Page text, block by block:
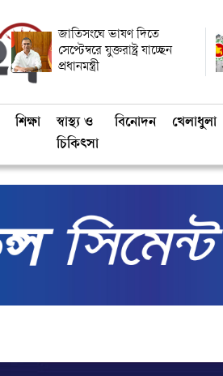
জাতিসংঘে ভাষণ দিতে
সেপ্টেম্বরে যুক্তরাষ্ট্র যাচ্ছেন
প্রধানমন্ত্রী
শিক্ষা
স্বাস্থ্য ও
চিকিৎসা
বিনোদন খেলাধুলা